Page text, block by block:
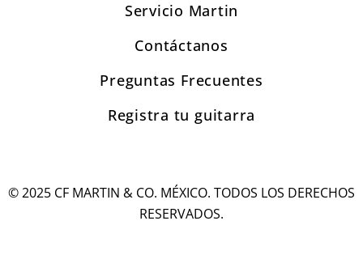
Servicio Martin
Contáctanos
Preguntas Frecuentes
Registra tu guitarra
© 2025 CF MARTIN & CO. MÉXICO. TODOS LOS DERECHOS
RESERVADOS.